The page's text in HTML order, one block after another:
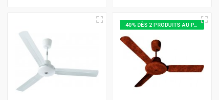
-40% DÈS 2 PRODUITS AU PANIER